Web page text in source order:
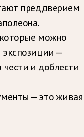
преддверием
можно
экспозиции —
и доблести
— это живая